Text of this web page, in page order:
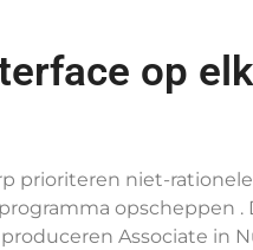
op elk
prioriteren niet-
opscheppen
Associate in